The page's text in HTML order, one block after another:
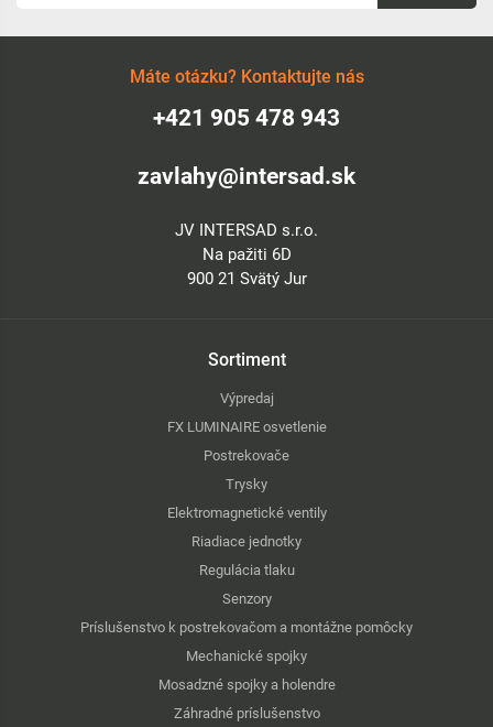
Máte otázku? Kontaktujte nás
+421 905 478 943
zavlahy@intersad.sk
JV INTERSAD s.r.o.
Na pažiti 6D
900 21 Svätý Jur
Sortiment
Výpredaj
FX LUMINAIRE osvetlenie
Postrekovače
Trysky
Elektromagnetické ventily
Riadiace jednotky
Regulácia tlaku
Senzory
Príslušenstvo k postrekovačom a montážne pomôcky
Mechanické spojky
Mosadzné spojky a holendre
Záhradné príslušenstvo